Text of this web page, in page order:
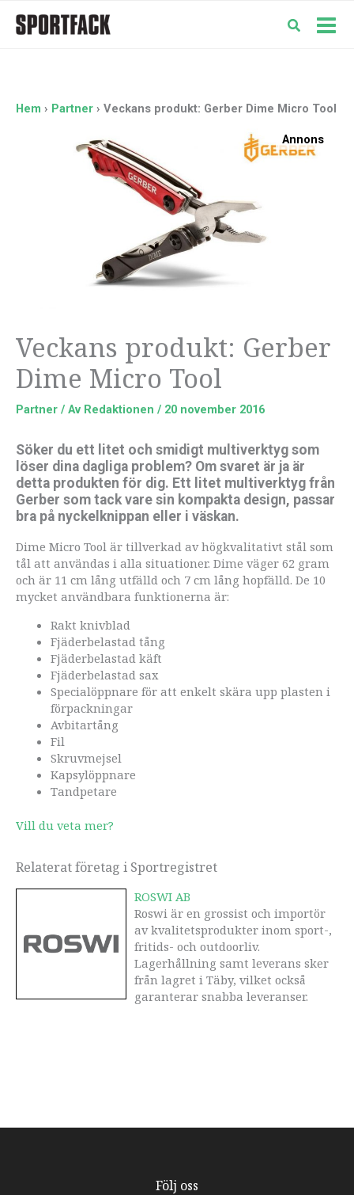
Hem Partner Veckans produkt: Gerber Dime Micro Tool
Annons
Veckans produkt: Gerber
Dime Micro Tool
Partner / Av Redaktionen / 20 november 2016
Söker du ett litet och smidigt multiverktyg som
löser dina dagliga problem? Om svaret är ja är
detta produkten för dig. Ett litet multiverktyg från
Gerber som tack vare sin kompakta design, passar
bra på nyckelknippan eller i väskan.
Dime Micro Tool är tillverkad av högkvalitativt stål som
tål att användas i alla situationer. Dime väger 62 gram
och är 11 cm lång utfälld och 7 cm lång hopfälld. De 10
mycket användbara funktionerna är:
Rakt knivblad
Fjäderbelastad tång
Fjäderbelastad käft
Fjäderbelastad sax
Specialöppnare för att enkelt skära upp plasten i
förpackningar
Avbitartång
Fil
Skruvmejsel
Kapsylöppnare
Tandpetare
Vill du veta mer?
Relaterat företag i Sportregistret
ROSWI AB
Roswi är en grossist och importör
av kvalitetsprodukter inom sport-,
fritids- och outdoorliv.
Lagerhållning samt leverans sker
från lagret i Täby, vilket också
garanterar snabba leveranser.
Följ oss